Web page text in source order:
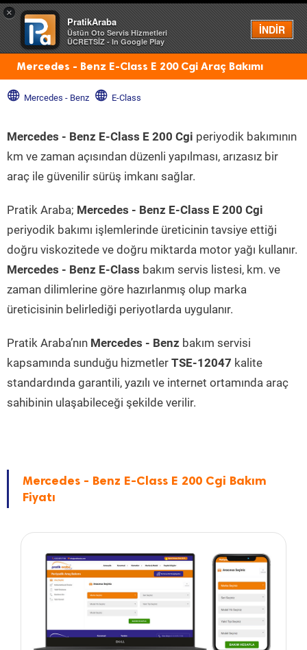
×
PratikAraba
Üstün Oto Servis Hizmetleri
ÜCRETSİZ - In Google Play
İNDİR
Menü
Mercedes - Benz E-Class E 200 Cgi Araç Bakımı
Mercedes - Benz E-Class
Mercedes - Benz E-Class E 200 Cgi periyodik bakımının
km ve zaman açısından düzenli yapılması, arızasız bir
araç ile güvenilir sürüş imkanı sağlar.
Pratik Araba; Mercedes - Benz E-Class E 200 Cgi
periyodik bakımı işlemlerinde üreticinin tavsiye ettiği
doğru viskozitede ve doğru miktarda motor yağı kullanır.
Mercedes - Benz E-Class bakım servis listesi, km. ve
zaman dilimlerine göre hazırlanmış olup marka
üreticisinin belirlediği periyotlarda uygulanır.
Pratik Araba’nın Mercedes - Benz bakım servisi
kapsamında sunduğu hizmetler TSE-12047 kalite
standardında garantili, yazılı ve internet ortamında araç
sahibinin ulaşabileceği şekilde verilir.
Mercedes - Benz E-Class E 200 Cgi Bakım
Fiyatı